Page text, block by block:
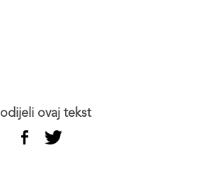
podijeli ovaj tekst